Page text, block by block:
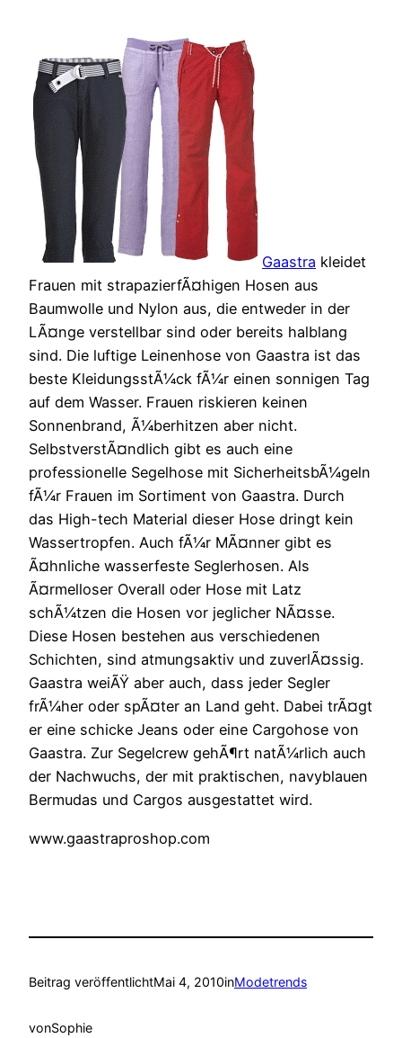
Gaastra kleidet
Frauen mit strapazierfÃ¤higen Hosen aus
Baumwolle und Nylon aus, die entweder in der
LÃ¤nge verstellbar sind oder bereits halblang
sind. Die luftige Leinenhose von Gaastra ist das
beste KleidungsstÃ¼ck fÃ¼r einen sonnigen Tag
auf dem Wasser. Frauen riskieren keinen
Sonnenbrand, Ã¼berhitzen aber nicht.
SelbstverstÃ¤ndlich gibt es auch eine
professionelle Segelhose mit SicherheitsbÃ¼geln
fÃ¼r Frauen im Sortiment von Gaastra. Durch
das High-tech Material dieser Hose dringt kein
Wassertropfen. Auch fÃ¼r MÃ¤nner gibt es
Ã¤hnliche wasserfeste Seglerhosen. Als
Ã¤rmelloser Overall oder Hose mit Latz
schÃ¼tzen die Hosen vor jeglicher NÃ¤sse.
Diese Hosen bestehen aus verschiedenen
Schichten, sind atmungsaktiv und zuverlÃ¤ssig.
Gaastra weiÃŸ aber auch, dass jeder Segler
frÃ¼her oder spÃ¤ter an Land geht. Dabei trÃ¤gt
er eine schicke Jeans oder eine Cargohose von
Gaastra. Zur Segelcrew gehÃ¶rt natÃ¼rlich auch
der Nachwuchs, der mit praktischen, navyblauen
Bermudas und Cargos ausgestattet wird.
www.gaastraproshop.com
Beitrag veröffentlichtMai 4, 2010inModetrends
vonSophie